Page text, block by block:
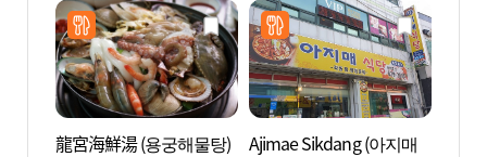
龍宮海鮮湯 (용궁해물탕)
Ajimae Sikdang (아지매